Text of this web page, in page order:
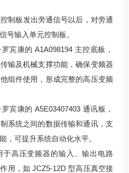
控制板发出旁通信号以后，对旁通
号输入单元控制板。
罗宾康的 A1A098194 主控底板，
输及机械支撑功能，确保变频器
组件使用，形成完整的高压变频
宾康的 A5E03407403 通讯板，
系统之间的数据传输和通讯，支
，可提升系统自动化水平。
于高压变频器的输入、输出电路
用，如 JCZ5-12D 型高压真空接